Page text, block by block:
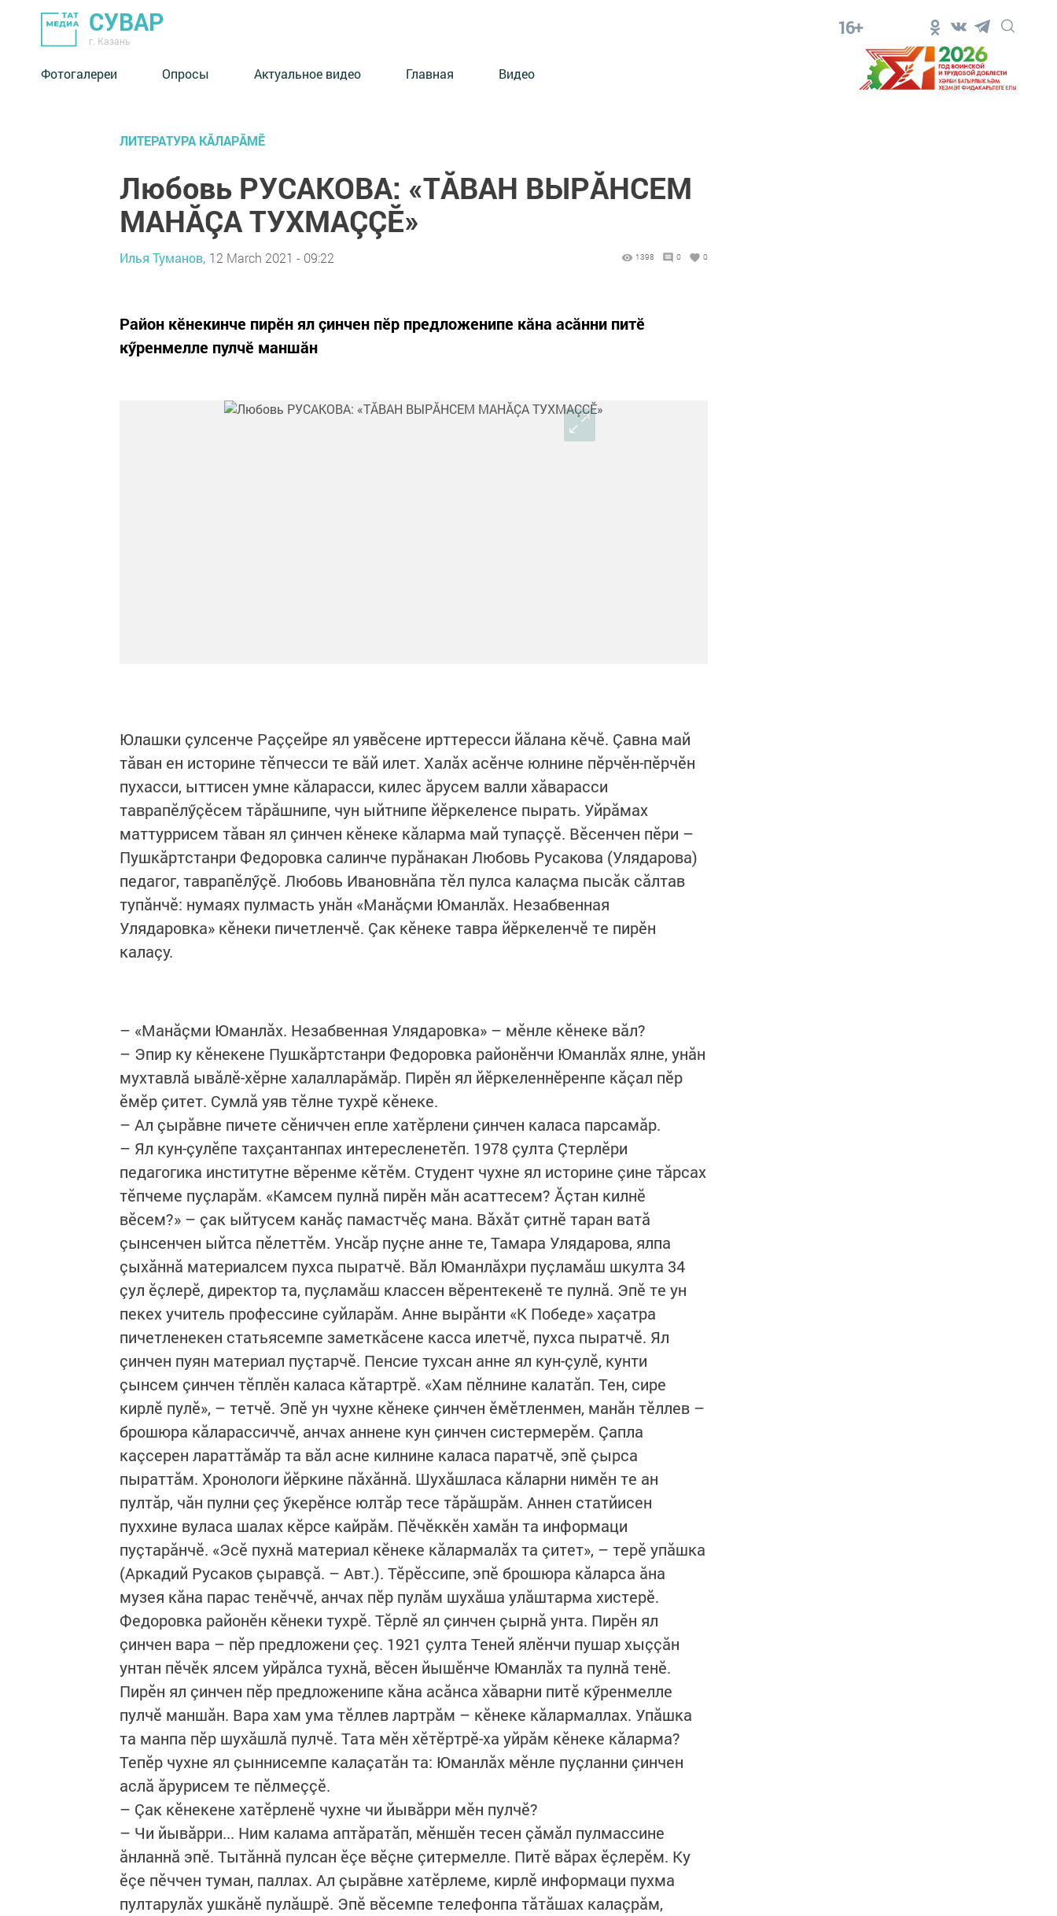
СУВАР
г. Казань
16+
Фотогалереи Опросы Актуальное видео Главная Видео
ЛИТЕРАТУРА КĂЛАРĂМӖ
Любовь РУСАКОВА: «ТĂВАН ВЫРĂНСЕМ
МАНĂÇА ТУХМАÇÇӖ»
Илья Туманов, 12 March 2021 - 09:22 1398 0 0
Район кӗнекинче пирӗн ял çинчен пӗр предложенипе кăна асăнни питӗ
кӳренмелле пулчӗ маншăн
​Юлашки çулсенче Раççейре ял уявӗсене ирттересси йăлана кӗчӗ. Çавна май
тăван ен историне тӗпчесси те вăй илет. Халăх асӗнче юлнине пӗрчӗн-пӗрчӗн
пухасси, ыттисен умне кăларасси, килес ăрусем валли хăварасси
таврапӗлӳçӗсем тăрăшнипе, чун ыйтнипе йӗркеленсе пырать. Уйрăмах
маттуррисем тăван ял çинчен кӗнеке кăларма май тупаççӗ. Вӗсенчен пӗри –
Пушкăртстанри Федоровка салинче пурăнакан Любовь Русакова (Улядарова)
педагог, таврапӗлӳçӗ. Любовь Ивановнăпа тӗл пулса калаçма пысăк сăлтав
тупăнчӗ: нумаях пулмасть унăн «Манăçми Юманлăх. Незабвенная
Улядаровка» кӗнеки пичетленчӗ. Çак кӗнеке тавра йӗркеленчӗ те пирӗн
калаçу.
– «Манăçми Юманлăх. Незабвенная Улядаровка» – мӗнле кӗнеке вăл?
– Эпир ку кӗнекене Пушкăртстанри Федоровка районӗнчи Юманлăх ялне, унăн
мухтавлă ывăлӗ-хӗрне халалларăмăр. Пирӗн ял йӗркеленнӗренпе кăçал пӗр
ӗмӗр çитет. Сумлă уяв тӗлне тухрӗ кӗнеке.
– Ал çырăвне пичете сӗниччен епле хатӗрлени çинчен каласа парсамăр.
– Ял кун-çулӗпе тахçантанпах интересленетӗп. 1978 çулта Çтерлӗри
педагогика институтне вӗренме кӗтӗм. Студент чухне ял историне çине тăрсах
тӗпчеме пуçларăм. «Камсем пулнă пирӗн мăн асаттесем? Ăçтан килнӗ
вӗсем?» – çак ыйтусем канăç памастчӗç мана. Вăхăт çитнӗ таран ватă
çынсенчен ыйтса пӗлеттӗм. Унсăр пуçне анне те, Тамара Улядарова, ялпа
çыхăннă материалсем пухса пыратчӗ. Вăл Юманлăхри пуçламăш шкулта 34
çул ӗçлерӗ, директор та, пуçламăш классен вӗрентекенӗ те пулнă. Эпӗ те ун
пекех учитель профессине суйларăм. Анне вырăнти «К Победе» хаçатра
пичетленекен статьясемпе заметкăсене касса илетчӗ, пухса пыратчӗ. Ял
çинчен пуян материал пуçтарчӗ. Пенсие тухсан анне ял кун-çулӗ, кунти
çынсем çинчен тӗплӗн каласа кăтартрӗ. «Хам пӗлнине калатăп. Тен, сире
кирлӗ пулӗ», – тетчӗ. Эпӗ ун чухне кӗнеке çинчен ӗмӗтленмен, манăн тӗллев –
брошюра кăларассиччӗ, анчах аннене кун çинчен систермерӗм. Çапла
каçсерен лараттăмăр та вăл асне килнине каласа паратчӗ, эпӗ çырса
пыраттăм. Хронологи йӗркине пăхăннă. Шухăшласа кăларни нимӗн те ан
пултăр, чăн пулни çеç ӳкерӗнсе юлтăр тесе тăрăшрăм. Аннен статйисен
пуххине вуласа шалах кӗрсе кайрăм. Пӗчӗккӗн хамăн та информаци
пуçтарăнчӗ. «Эсӗ пухнă материал кӗнеке кăлармалăх та çитет», – терӗ упăшка
(Аркадий Русаков çыравçă. – Авт.). Тӗрӗссипе, эпӗ брошюра кăларса ăна
музея кăна парас тенӗччӗ, анчах пӗр пулăм шухăша улăштарма хистерӗ.
Федоровка районӗн кӗнеки тухрӗ. Тӗрлӗ ял çинчен çырнă унта. Пирӗн ял
çинчен вара – пӗр предложени çеç. 1921 çулта Теней ялӗнчи пушар хыççăн
унтан пӗчӗк ялсем уйрăлса тухнă, вӗсен йышӗнче Юманлăх та пулнă тенӗ.
Пирӗн ял çинчен пӗр предложенипе кăна асăнса хăварни питӗ кӳренмелле
пулчӗ маншăн. Вара хам ума тӗллев лартрăм – кӗнеке кăлармаллах. Упăшка
та манпа пӗр шухăшлă пулчӗ. Тата мӗн хӗтӗртрӗ-ха уйрăм кӗнеке кăларма?
Тепӗр чухне ял çыннисемпе калаçатăн та: Юманлăх мӗнле пуçланни çинчен
аслă ăрурисем те пӗлмеççӗ.
– Çак кӗнекене хатӗрленӗ чухне чи йывăрри мӗн пулчӗ?
– Чи йывăрри... Ним калама аптăратăп, мӗншӗн тесен çăмăл пулмассине
ăнланнă эпӗ. Тытăннă пулсан ӗçе вӗçне çитермелле. Питӗ вăрах ӗçлерӗм. Ку
ӗçе пӗччен туман, паллах. Ал çырăвне хатӗрлеме, кирлӗ информаци пухма
пултарулăх ушкăнӗ пулăшрӗ. Эпӗ вӗсемпе телефонпа тăтăшах калаçрăм,